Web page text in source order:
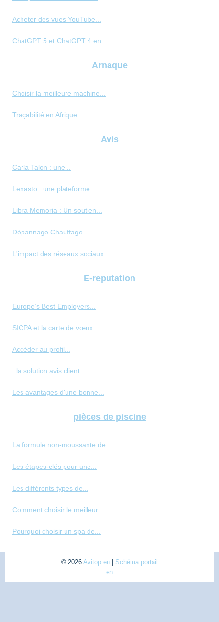
Acheter des vues YouTube...
ChatGPT 5 et ChatGPT 4 en...
Arnaque
Choisir la meilleure machine...
Traçabilité en Afrique :...
Avis
Carla Talon : une...
Lenasto : une plateforme...
Libra Memoria : Un soutien...
Dépannage Chauffage...
L'impact des réseaux sociaux...
E-reputation
Europe’s Best Employers...
SICPA et la carte de vœux...
Accéder au profil...
: la solution avis client...
Les avantages d'une bonne...
pièces de piscine
La formule non-moussante de...
Les étapes-clés pour une...
Les différents types de...
Comment choisir le meilleur...
Pourquoi choisir un spa de...
© 2026 Avitop.eu
Schéma portail
en